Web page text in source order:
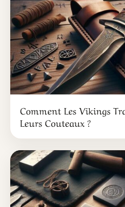
Comment Les Vikings
Leurs Couteaux ?